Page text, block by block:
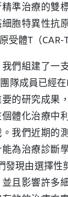
準治療的雙
胞特異性抗
受體T（CAR-
們組建了一
隊成員已經在
的研究成果
體化治療中
我們近期的
為治療診斷
發現由選擇性
且影響許多